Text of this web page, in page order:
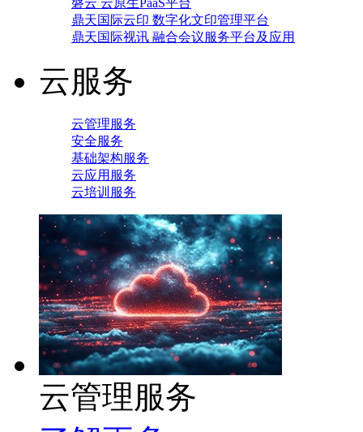
磐云 云原生PaaS平台
鼎天国际云印 数字化文印管理平台
鼎天国际视讯 融合会议服务平台及应用
云服务
云管理服务
安全服务
基础架构服务
云应用服务
云培训服务
云管理服务